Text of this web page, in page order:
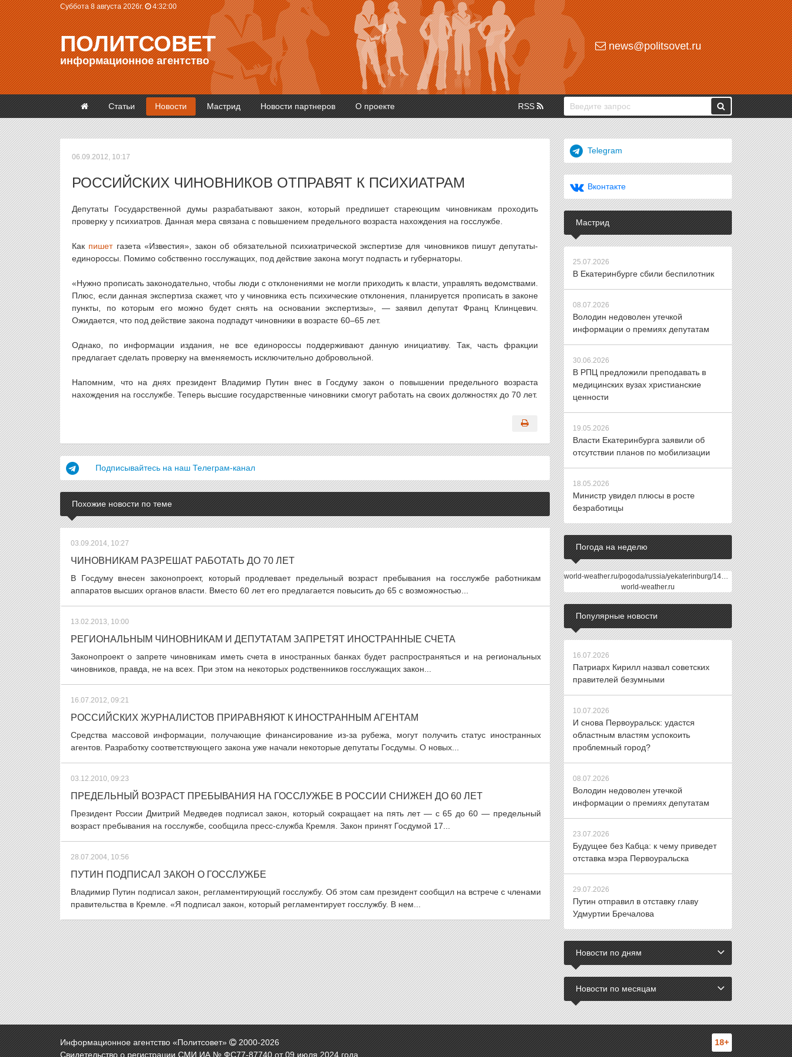
Суббота 8 августа 2026г. 4:32:01
ПОЛИТСОВЕТ
информационное агентство
news@politsovet.ru
Статьи Новости Мастрид Новости партнеров О проекте RSS
06.09.2012, 10:17
РОССИЙСКИХ ЧИНОВНИКОВ ОТПРАВЯТ К ПСИХИАТРАМ
Депутаты Государственной думы разрабатывают закон, который предпишет стареющим чиновникам проходить
проверку у психиатров. Данная мера связана с повышением предельного возраста нахождения на госслужбе.
Как пишетгазета «Известия», закон об обязательной психиатрической экспертизе для чиновников пишут депутаты-
единороссы. Помимо собственно госслужащих, под действие закона могут подпасть и губернаторы.
«Нужно прописать законодательно, чтобы люди с отклонениями не могли приходить к власти, управлять ведомствами.
Плюс, если данная экспертиза скажет, что у чиновника есть психические отклонения, планируется прописать в законе
пункты, по которым его можно будет снять на основании экспертизы», — заявил депутат Франц Клинцевич.
Ожидается, что под действие закона подпадут чиновники в возрасте 60–65 лет.
Однако, по информации издания, не все единороссы поддерживают данную инициативу. Так, часть фракции
предлагает сделать проверку на вменяемость исключительно добровольной.
Напомним, что на днях президент Владимир Путин внес в Госдуму закон о повышении предельного возраста
нахождения на госслужбе. Теперь высшие государственные чиновники смогут работать на своих должностях до 70 лет.
Подписывайтесь на наш Телеграм-канал
Похожие новости по теме
03.09.2014, 10:27
ЧИНОВНИКАМ РАЗРЕШАТ РАБОТАТЬ ДО 70 ЛЕТ
В Госдуму внесен законопроект, который продлевает предельный возраст пребывания на госслужбе работникам
аппаратов высших органов власти. Вместо 60 лет его предлагается повысить до 65 с возможностью...
13.02.2013, 10:00
РЕГИОНАЛЬНЫМ ЧИНОВНИКАМ И ДЕПУТАТАМ ЗАПРЕТЯТ ИНОСТРАННЫЕ СЧЕТА
Законопроект о запрете чиновникам иметь счета в иностранных банках будет распространяться и на региональных
чиновников, правда, не на всех. При этом на некоторых родственников госслужащих закон...
16.07.2012, 09:21
РОССИЙСКИХ ЖУРНАЛИСТОВ ПРИРАВНЯЮТ К ИНОСТРАННЫМ АГЕНТАМ
Средства массовой информации, получающие финансирование из-за рубежа, могут получить статус иностранных
агентов. Разработку соответствующего закона уже начали некоторые депутаты Госдумы. О новых...
03.12.2010, 09:23
ПРЕДЕЛЬНЫЙ ВОЗРАСТ ПРЕБЫВАНИЯ НА ГОССЛУЖБЕ В РОССИИ СНИЖЕН ДО 60 ЛЕТ
Президент России Дмитрий Медведев подписал закон, который сокращает на пять лет — с 65 до 60 — предельный
возраст пребывания на госслужбе, сообщила пресс-служба Кремля. Закон принят Госдумой 17...
28.07.2004, 10:56
ПУТИН ПОДПИСАЛ ЗАКОН О ГОССЛУЖБЕ
Владимир Путин подписал закон, регламентирующий госслужбу. Об этом сам президент сообщил на встрече с членами
правительства в Кремле. «Я подписал закон, который регламентирует госслужбу. В нем...
Telegram
Вконтакте
Мастрид
25.07.2026
В Екатеринбурге сбили беспилотник
08.07.2026
Володин недоволен утечкой
информации о премиях депутатам
30.06.2026
В РПЦ предложили преподавать в
медицинских вузах христианские
ценности
19.05.2026
Власти Екатеринбурга заявили об
отсутствии планов по мобилизации
18.05.2026
Министр увидел плюсы в росте
безработицы
Погода на неделю
world-weather.ru/pogoda/russia/yekaterinburg/14days/
world-weather.ru
Популярные новости
16.07.2026
Патриарх Кирилл назвал советских
правителей безумными
10.07.2026
И снова Первоуральск: удастся
областным властям успокоить
проблемный город?
08.07.2026
Володин недоволен утечкой
информации о премиях депутатам
23.07.2026
Будущее без Кабца: к чему приведет
отставка мэра Первоуральска
29.07.2026
Путин отправил в отставку главу
Удмуртии Бречалова
Новости по дням
Новости по месяцам
Информационное агентство «Политсовет» 2000-2026
Свидетельство о регистрации СМИ ИА № ФС77-87740 от 09 июля 2024 года.
18+